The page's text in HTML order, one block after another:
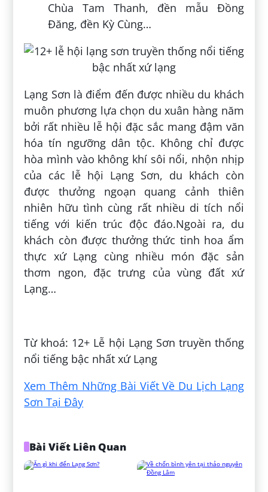
Chùa Tam Thanh, đền mẫu Đồng
Đăng, đền Kỳ Cùng…
Lạng Sơn là điểm đến được nhiều du khách
muôn phương lựa chọn du xuân hàng năm
bởi rất nhiều lễ hội đặc sắc mang đậm văn
hóa tín ngưỡng dân tộc. Không chỉ được
hòa mình vào không khí sôi nổi, nhộn nhịp
của các lễ hội Lạng Sơn, du khách còn
được thưởng ngoạn quang cảnh thiên
nhiên hữu tình cùng rất nhiều di tích nổi
tiếng với kiến trúc độc đáo.Ngoài ra, du
khách còn được thưởng thức tinh hoa ẩm
thực xứ Lạng cùng nhiều món đặc sản
thơm ngon, đặc trưng của vùng đất xứ
Lạng…
Từ khoá: 12+ Lễ hội Lạng Sơn truyền thống
nổi tiếng bậc nhất xứ Lạng
Xem Thêm Những Bài Viết Về Du Lịch Lạng
Sơn Tại Đây
Bài Viết Liên Quan